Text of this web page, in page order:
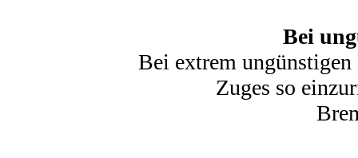
Bei
Bei extrem
Zuges so